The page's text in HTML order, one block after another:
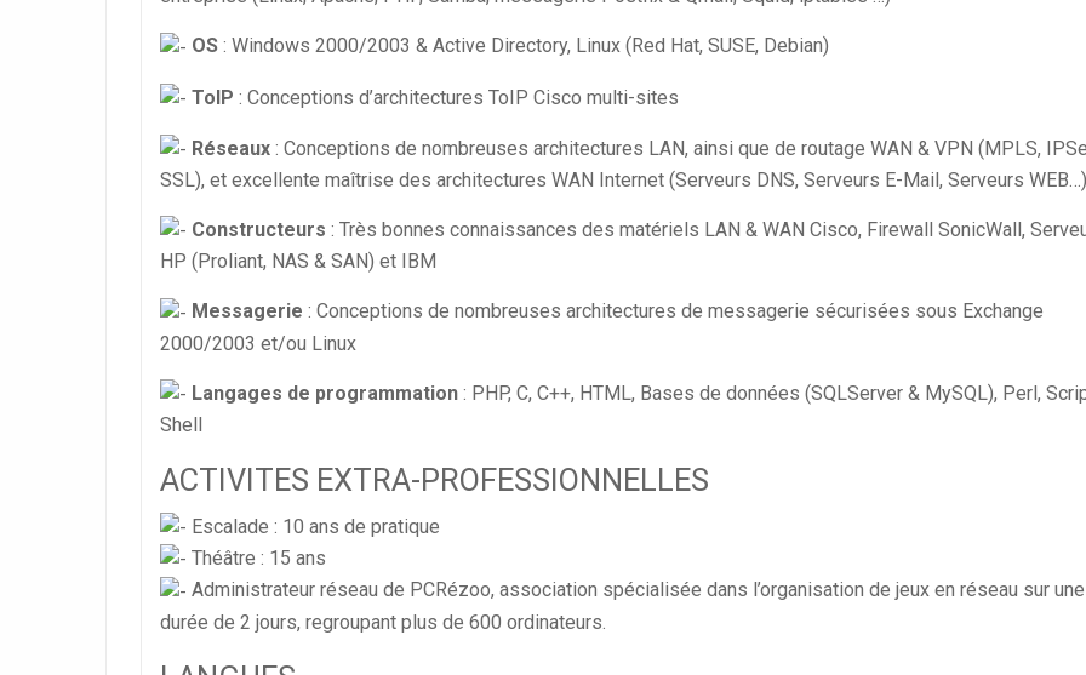
OS : Windows 2000/2003 & Active Directory, Linux (Red Hat, SUSE, Debian)
ToIP : Conceptions d’architectures ToIP Cisco multi-sites
Réseaux : Conceptions de nombreuses architectures LAN, ainsi que de routage WAN & VPN (MPLS,
SSL), et excellente maîtrise des architectures WAN Internet (Serveurs DNS, Serveurs E-Mail, Serveurs WEB…)
Constructeurs : Très bonnes connaissances des matériels LAN & WAN Cisco, Firewall SonicWall,
HP (Proliant, NAS & SAN) et IBM
Messagerie : Conceptions de nombreuses architectures de messagerie sécurisées sous Exchange
2000/2003 et/ou Linux
Langages de programmation : PHP, C, C++, HTML, Bases de données (SQLServer & MySQL), Perl,
Shell
ACTIVITES EXTRA-PROFESSIONNELLES
Escalade : 10 ans de pratique
Théâtre : 15 ans
Administrateur réseau de PCRézoo, association spécialisée dans l’organisation de jeux en réseau sur une
durée de 2 jours, regroupant plus de 600 ordinateurs.